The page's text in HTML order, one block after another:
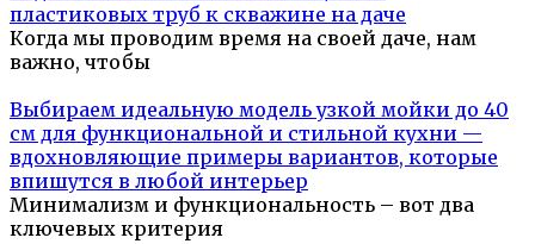
пластиковых труб к скважине на даче
Когда мы проводим время на своей даче, нам
важно, чтобы
Выбираем идеальную модель узкой мойки до 40
см для функциональной и стильной кухни —
вдохновляющие примеры вариантов, которые
впишутся в любой интерьер
Минимализм и функциональность – вот два
ключевых критерия